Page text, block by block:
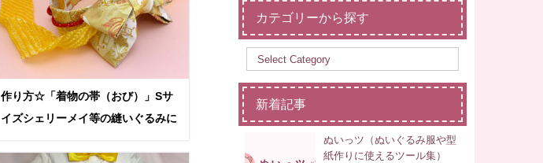
作り方☆「着物の帯（おび）」Sサ
イズシェリーメイ等の縫いぐるみに
カテゴリーから探す
新着記事
ぬいっツ（ぬいぐるみ服や型
紙作りに使えるツール集）